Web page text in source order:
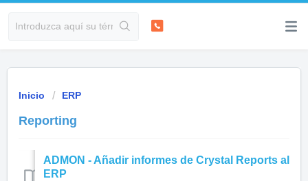
Inicio ERP
Reporting
ADMON - Añadir informes de Crystal Reports al
ERP